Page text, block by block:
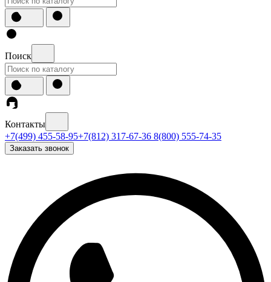
Поиск
Контакты
+7(499) 455-58-95+7(812) 317-67-36 8(800) 555-74-35
Заказать звонок